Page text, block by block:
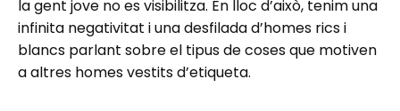
la gent jove no es visibilitza. En lloc d’això, tenim una
infinita negativitat i una desfilada d’homes rics i
blancs parlant sobre el tipus de coses que motiven
a altres homes vestits d’etiqueta.